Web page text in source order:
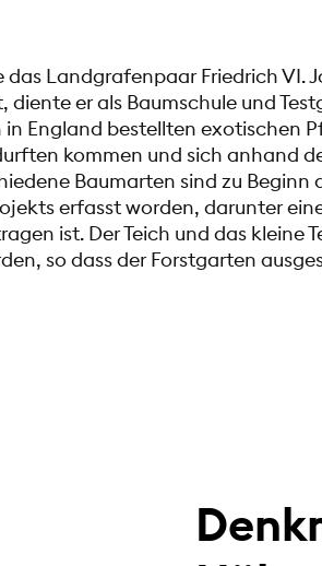
Landgrafenpaar Friedrich VI.
diente er als Baumschule und
England bestellten exotischen
kommen und sich anhand
Baumarten sind zu Beginn
erfasst worden, darunter
ist. Der Teich und das kleine
so dass der Forstgarten